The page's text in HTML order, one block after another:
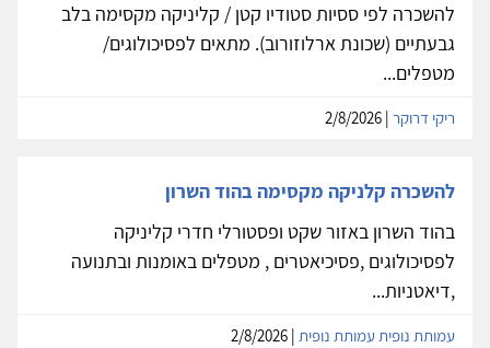
להשכרה לפי ססיות סטודיו קטן / קליניקה מקסימה בלב
גבעתיים (שכונת ארלוזורוב). מתאים לפסיכולוגים/
מטפלים...
ריקי דרוקר
להשכרה קלניקה מקסימה בהוד השרון
בהוד השרון באזור שקט ופסטורלי חדרי קליניקה
לפסיכולוגים ,פסיכיאטרים , מטפלים באומנות ובתנועה
,דיאטניות...
עמותת נופית עמותת נופית